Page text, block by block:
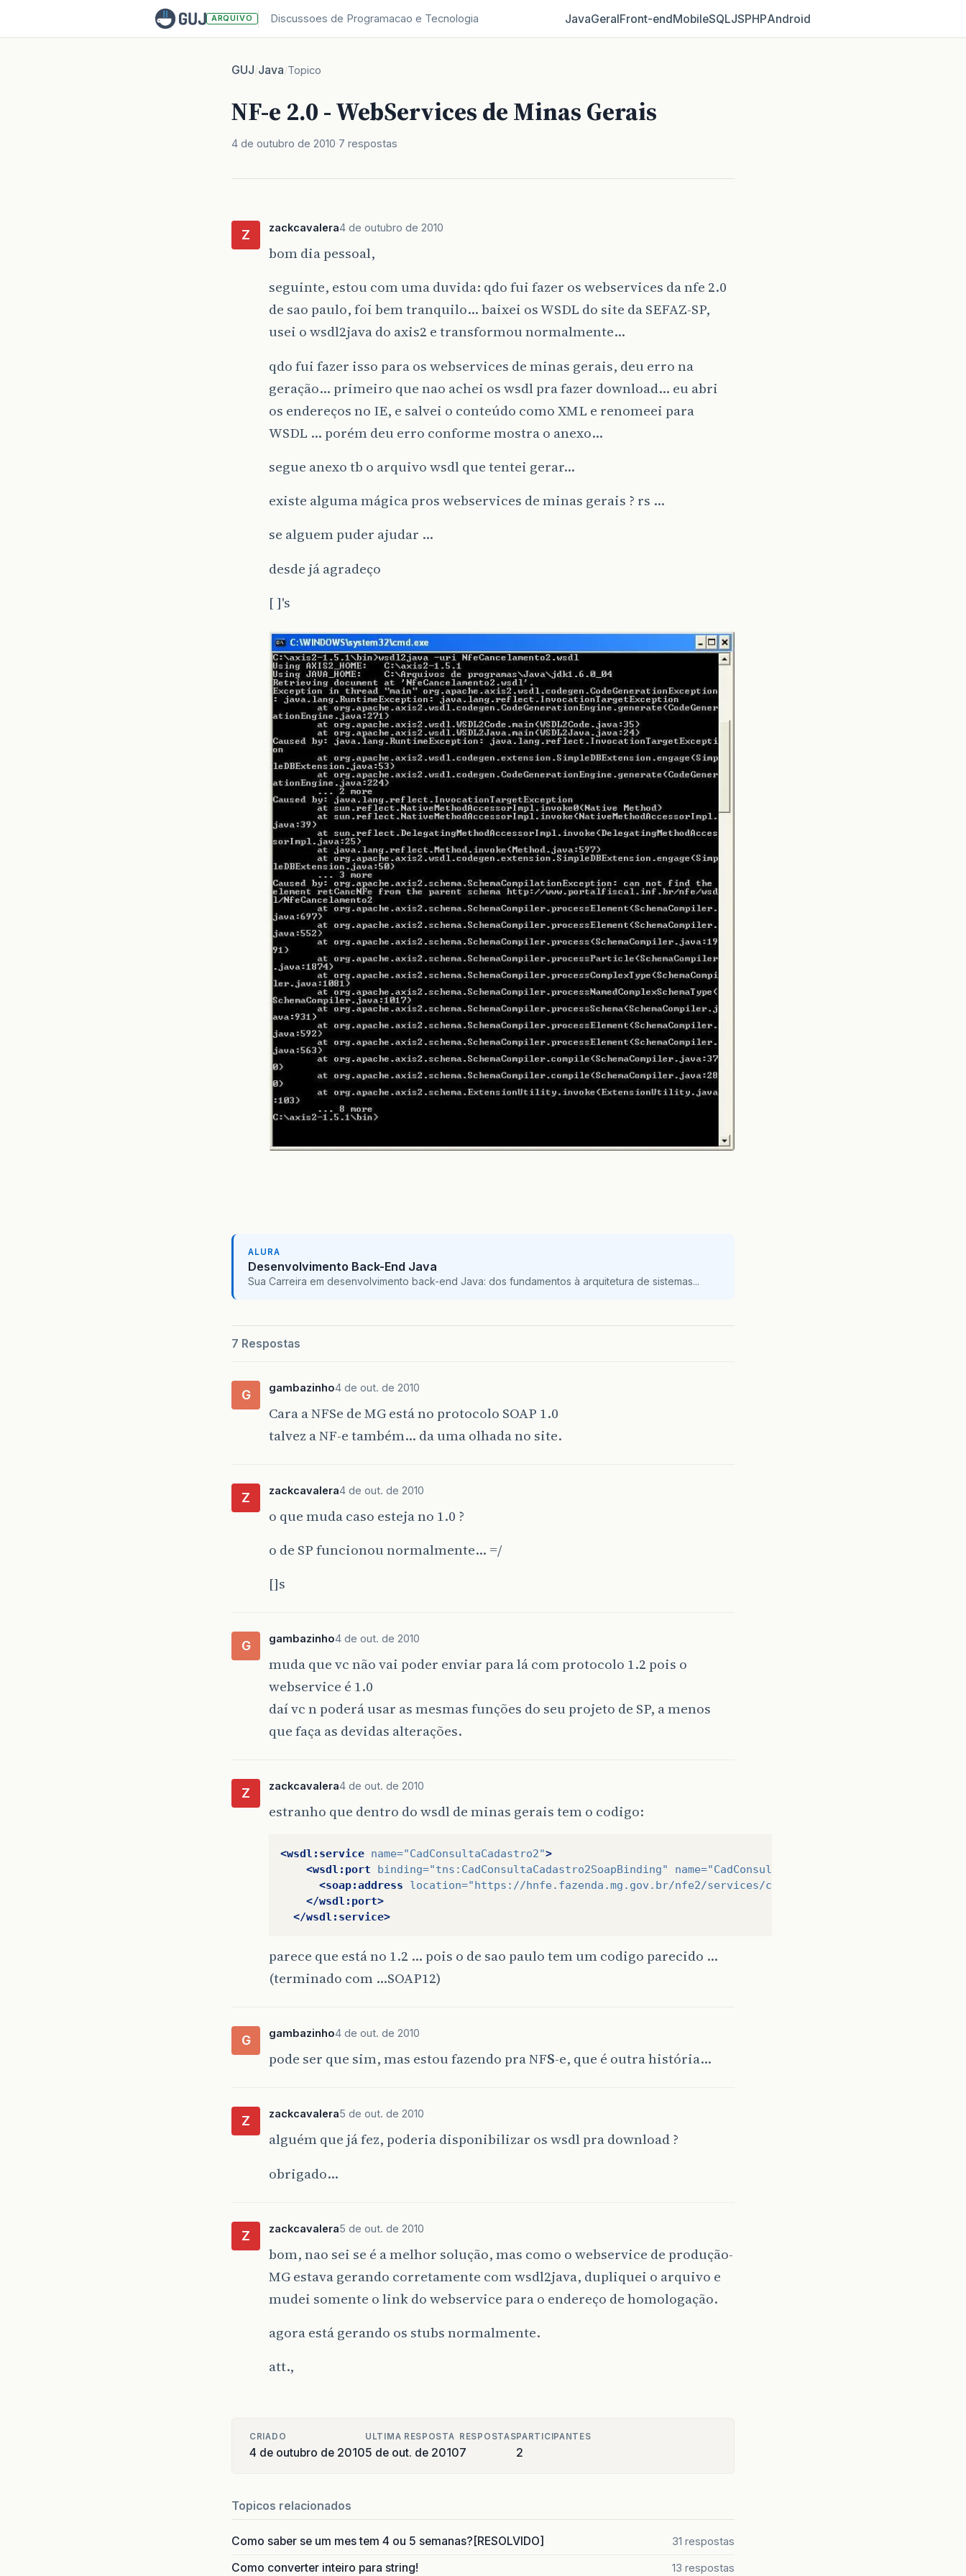
ARQUIVO Discussoes de Programacao e Tecnologia JavaGeralFront‑endMobileSQLJSPHPAndroid
GUJ/Java/Topico
NF-e 2.0 - WebServices de Minas Gerais
4 de outubro de 2010 7 respostas
Z zackcavalera4 de outubro de 2010
bom dia pessoal,
seguinte, estou com uma duvida: qdo fui fazer os webservices da nfe 2.0
de sao paulo, foi bem tranquilo… baixei os WSDL do site da SEFAZ-SP,
usei o wsdl2java do axis2 e transformou normalmente…
qdo fui fazer isso para os webservices de minas gerais, deu erro na
geração… primeiro que nao achei os wsdl pra fazer download… eu abri
os endereços no IE, e salvei o conteúdo como XML e renomeei para
WSDL … porém deu erro conforme mostra o anexo…
segue anexo tb o arquivo wsdl que tentei gerar…
existe alguma mágica pros webservices de minas gerais ? rs …
se alguem puder ajudar …
desde já agradeço
[ ]'s
ALURA
Desenvolvimento Back-End Java
Sua Carreira em desenvolvimento back-end Java: dos fundamentos à arquitetura de sistemas...
7 Respostas
G gambazinho4 de out. de 2010
Cara a NFSe de MG está no protocolo SOAP 1.0
talvez a NF-e também… da uma olhada no site.
Z zackcavalera4 de out. de 2010
o que muda caso esteja no 1.0 ?
o de SP funcionou normalmente… =/
[]s
G gambazinho4 de out. de 2010
muda que vc não vai poder enviar para lá com protocolo 1.2 pois o
webservice é 1.0
daí vc n poderá usar as mesmas funções do seu projeto de SP, a menos
que faça as devidas alterações.
Z zackcavalera4 de out. de 2010
estranho que dentro do wsdl de minas gerais tem o codigo:
<wsdl:service name="CadConsultaCadastro2">
<wsdl:port
binding="tns:CadConsultaCadastro2SoapBinding" name="CadConsultaCadastro2Soap12"
<soap:address
location="https://hnfe.fazenda.mg.gov.br/nfe2/services/cadconsultacadastro2"
</wsdl:port>
</wsdl:service>
parece que está no 1.2 … pois o de sao paulo tem um codigo parecido …
(terminado com …SOAP12)
G gambazinho4 de out. de 2010
pode ser que sim, mas estou fazendo pra NFS-e, que é outra história…
Z zackcavalera5 de out. de 2010
alguém que já fez, poderia disponibilizar os wsdl pra download ?
obrigado…
Z zackcavalera5 de out. de 2010
bom, nao sei se é a melhor solução, mas como o webservice de produção-
MG estava gerando corretamente com wsdl2java, dupliquei o arquivo e
mudei somente o link do webservice para o endereço de homologação.
agora está gerando os stubs normalmente.
att.,
CRIADO
4 de outubro de 2010
ULTIMA RESPOSTA
5 de out. de 2010
RESPOSTAS
7
PARTICIPANTES
2
Topicos relacionados
Como saber se um mes tem 4 ou 5 semanas?[RESOLVIDO] 31 respostas
Como converter inteiro para string! 13 respostas